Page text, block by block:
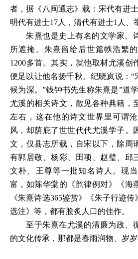
者，据《八闽通志》载：宋代有进
明代有进士17人，清代有进士1人、
朱熹也是史上有名的文学家、
所遮掩。朱熹留给后世篇帙浩繁
1200多首。其实，就他取材尤溪创
便足以让他名扬千秋。纪晓岚说：“
候为深。”钱钟书先生称朱熹是”道
尤溪的相关诗文，散见各种典籍，
左右，这在他的诗文世界里可谓
风，却荫庇了世世代代尤溪学子。
文，仅县志所载，自宋以下，除周
有郭居敬、杨彩、田项、赵璧、邱
文朴、王尊等一批知名诗人。现
富，如陈华棠的《韵律例对》《海
《朱熹诗选365鉴赏》《朱子行迹
选注》等，都有脍炙人口的佳作。
至于朱熹在尤溪的清廉为政、
的文化传承，那都是春雨润物、岁岁